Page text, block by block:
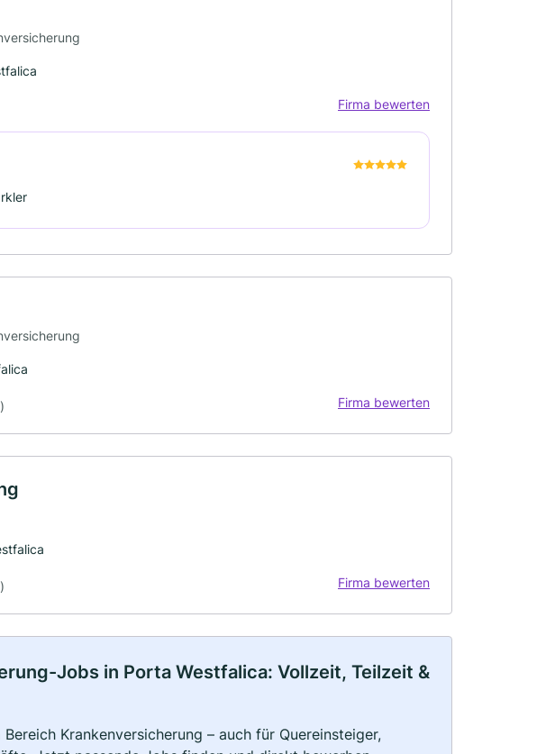
Firma bewerten
Firma bewerten
Firma bewerten
Jobs in Porta Westfalica: Vollzeit, Teilzeit &
Krankenversicherung – auch für Quereinsteiger,